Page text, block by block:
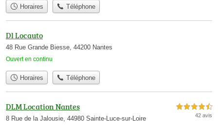
Horaires Téléphone
Dl Locauto
48 Rue Grande Biesse, 44200 Nantes
Ouvert en continu
Horaires Téléphone
DLM Location Nantes
8 Rue de la Jalousie, 44980 Sainte-Luce-sur-Loire
4,5 étoiles sur 5
42 avis